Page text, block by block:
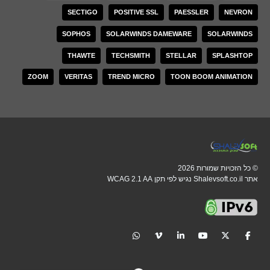
NEVRON
PAESSLER
POSITIVE SSL
SECTIGO
SOLARWINDS
SOLARWINDS DAMEWARE
SOPHOS
SPLASHTOP
STELLAR
TECHSMITH
THAWTE
TOON BOOM ANIMATION
TREND MICRO
VERITAS
ZOOM
© כל הזכויות שמורות 2026
אתר Shalevsoft.co.il נגיש לפי תקן WCAG 2.1 AA